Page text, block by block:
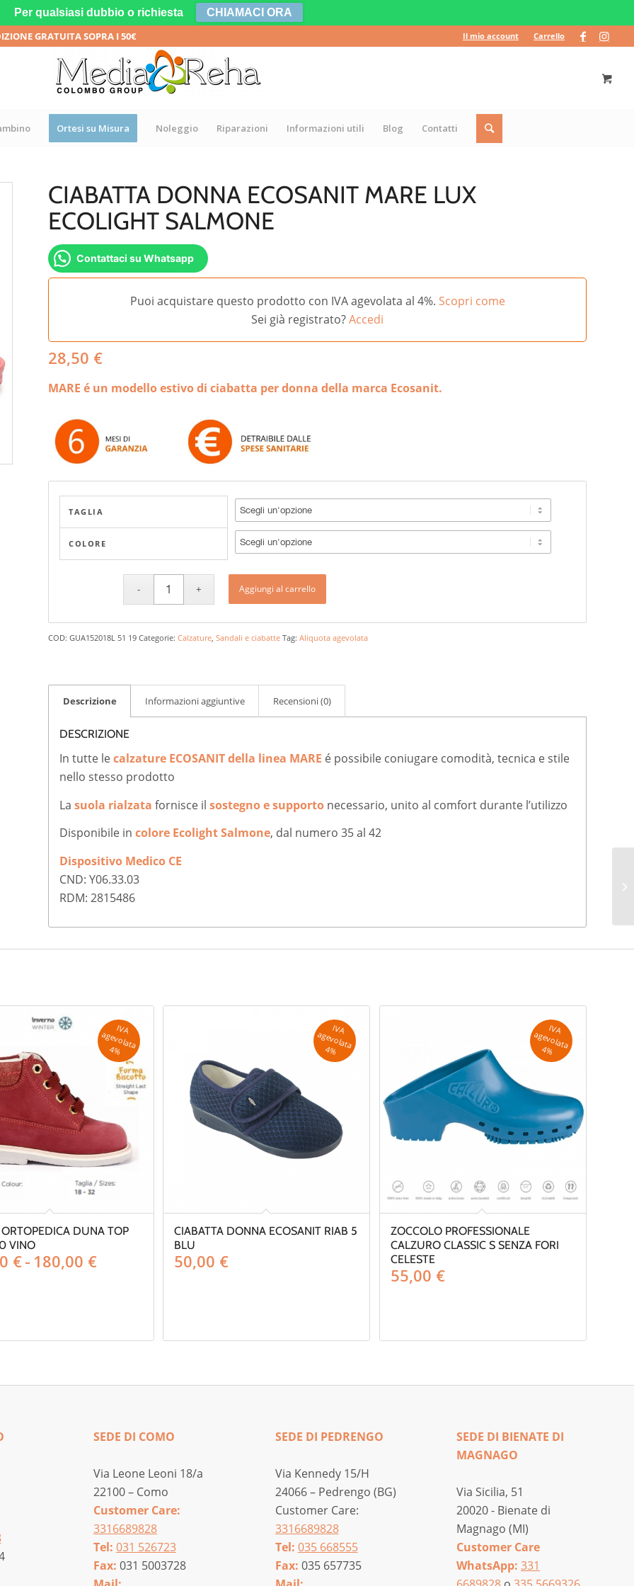
Il mio account Carrello
GRATUITA SOPRA I 50€
Ortesi su Misura Noleggio Riparazioni Informazioni utili Blog Contatti
CIABATTA DONNA ECOSANIT MARE LUX
ECOLIGHT SALMONE
Contattaci su Whatsapp
Puoi acquistare questo prodotto con IVA agevolata al 4%. Scopri come
Sei già registrato?Accedi
28,50 €
MARE é un modello estivo di ciabatta per donna della marca Ecosanit.
TAGLIA
COLORE
Aggiungi al carrello
COD:GUA152018L 51 19 Categorie:Calzature ,Sandali e ciabatte Tag:Aliquota agevolata
Descrizione Informazioni aggiuntive Recensioni (0)
DESCRIZIONE
In tutte lecalzature ECOSANIT della linea MARE é possibile coniugare comodità, tecnica e stile
nello stesso prodotto
Lasuola rialzata fornisce ilsostegno e supporto necessario, unito al comfort durante l’utilizzo
Disponibile incolore Ecolight Salmone, dal numero 35 al 42
Dispositivo Medico CE
CND: Y06.33.03
RDM: 2815486
ORTOPEDICA DUNA TOP
VINO
€- 180,00 €Fascia
a
IV
A
a
g
e
v
o
la
ta
4
%
CIABATTA DONNA ECOSANIT RIAB 5
BLU
50,00 €
IV
A
a
g
e
v
o
la
ta
4
%
ZOCCOLO PROFESSIONALE
CALZURO CLASSIC S SENZA FORI
CELESTE
55,00 €
IV
A
a
g
e
v
o
la
ta
4
%
SEDE DI COMO
Via Leone Leoni 18/a
22100 – Como
Customer Care:
3316689828
Tel: 031 526723
Fax: 031 5003728
SEDE DI PEDRENGO
Via Kennedy 15/H
24066 – Pedrengo (BG)
Customer Care:
3316689828
Tel: 035 668555
Fax: 035 657735
SEDE DI BIENATE DI
MAGNAGO
Via Sicilia, 51
20020 - Bienate di
Magnago (MI)
Customer Care
WhatsApp: 331
Per qualsiasi dubbio o richiesta CHIAMACI ORA